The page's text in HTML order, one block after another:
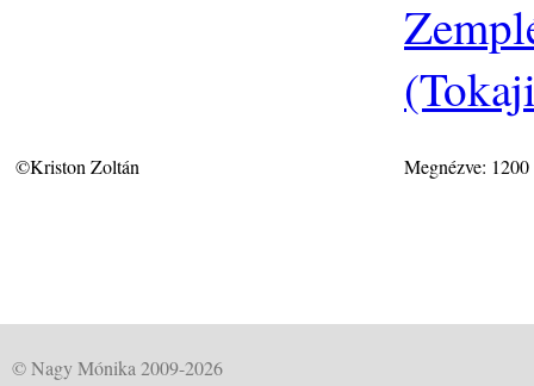
©Kriston Zoltán Megnézve:
© Nagy Mónika 2009-2026